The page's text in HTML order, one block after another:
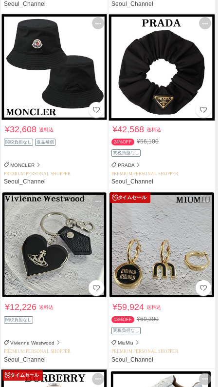
Seoul_Channel Seoul_Channel
¥32,608送料込
関税負担なし 返品補償
MONCLER
PREMIUM PERSONAL SHOPPER
Seoul_Channel
¥42,568送料込
24%OFF ¥56,100
関税負担なし
PRADA
PREMIUM PERSONAL SHOPPER
Seoul_Channel
¥12,226送料込
関税負担なし
Vivienne Westwood
PREMIUM PERSONAL SHOPPER
Seoul_Channel
タイムセール
¥59,924送料込
13%OFF ¥69,300
関税負担なし
MiuMiu
PREMIUM PERSONAL SHOPPER
Seoul_Channel
タイムセール